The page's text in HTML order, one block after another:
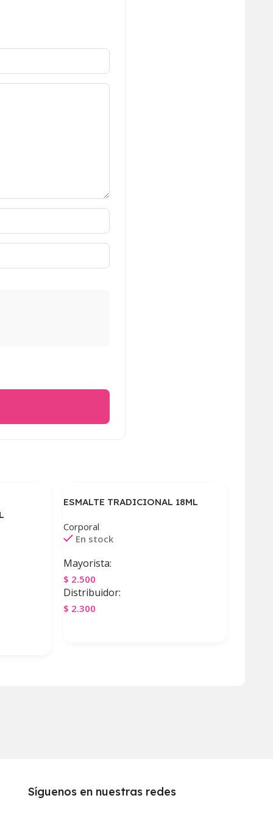
ESMALTE TRADICIONAL 18ML
Corporal
En stock
Mayorista:
$ 2.500
Distribuidor:
$ 2.300
Síguenos en nuestras redes